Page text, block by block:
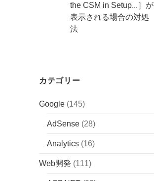
the CSM in Setup...］が
表示される場合の対処
法
カテゴリー
Google (145)
AdSense (28)
Analytics (16)
Web開発 (111)